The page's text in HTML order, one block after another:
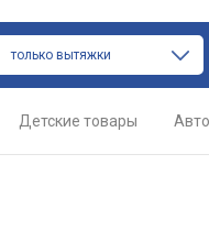
только вытяжки
Детские товары Авто